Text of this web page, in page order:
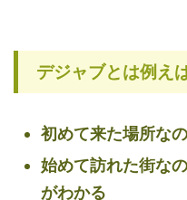
デジャブとは例え
初めて来た場所な
始めて訪れた街な
がわかる